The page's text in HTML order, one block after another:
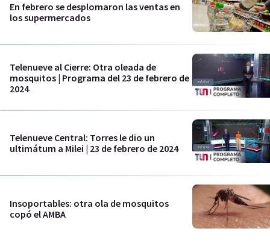
En febrero se desplomaron las ventas en
los supermercados
Telenueve al Cierre: Otra oleada de
mosquitos | Programa del 23 de febrero de
2024
Telenueve Central: Torres le dio un
ultimátum a Milei | 23 de febrero de 2024
Insoportables: otra ola de mosquitos
copó el AMBA